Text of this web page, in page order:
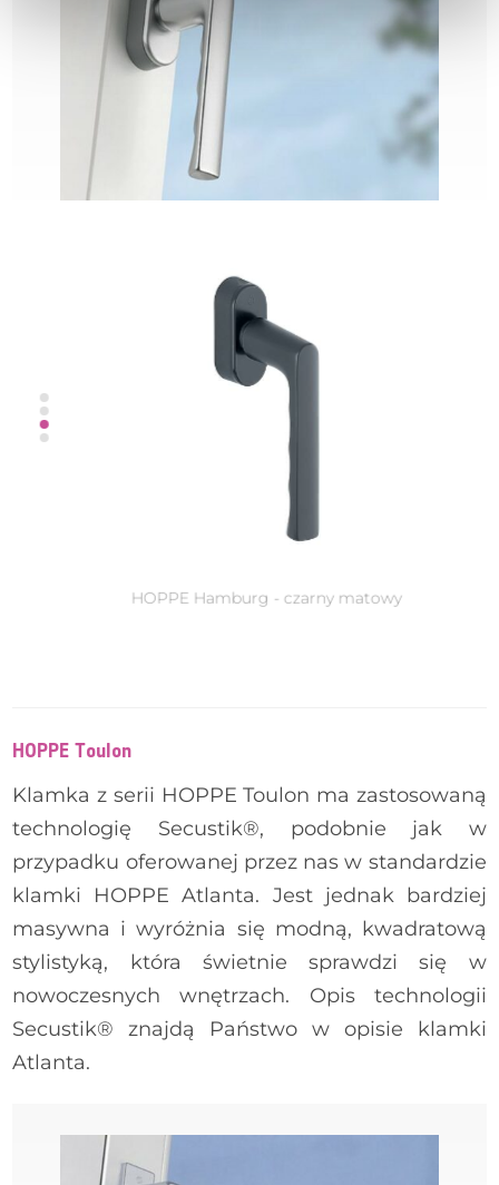
HOPPE Atlanta z kluczykiem
HOPPE Atlanta - biały
HOPPE Toulon - biały
HOPPE Toulon - ciemny brąz
HOPPE Toulon
Klamka z serii HOPPE Toulon ma zastosowaną
technologię Secustik®, podobnie jak w
przypadku oferowanej przez nas w standardzie
klamki HOPPE Atlanta. Jest jednak bardziej
masywna i wyróżnia się modną, kwadratową
stylistyką, która świetnie sprawdzi się w
nowoczesnych wnętrzach. Opis technologii
Secustik® znajdą Państwo w opisie klamki
Atlanta.
REHAU Linea - biały
REHAU Linea - ciemny brąz